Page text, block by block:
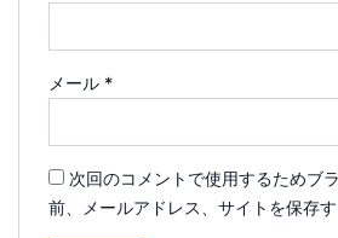
メール *
次回のコメントで使用するためブ
前、メールアドレス、サイトを保存す